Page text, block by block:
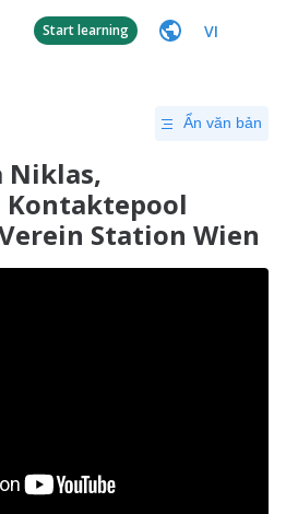
Start learning VI
Ẩn văn bản
Niklas,
Station Wien